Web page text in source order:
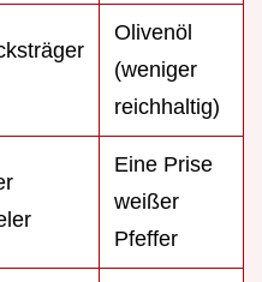
Olivenöl
(weniger
reichhaltig)
Eine Prise
weißer
Pfeffer